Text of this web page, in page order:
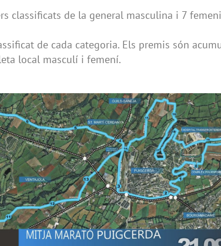
classificats de la general masculina i 7
de cada categoria. Els premis són
local masculí i femení.